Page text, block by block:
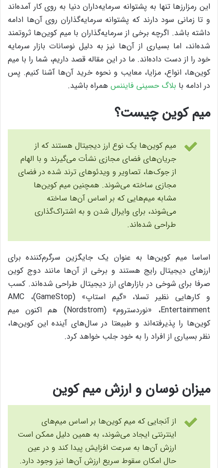
این رمزارزها تنها به پشتوانه سرمایه‌داران دنیا به روی کار آمده‌اند
و تا زمانی سود دارند که پشتوانه سرمایه‌گذاران روی آن‌ها ادامه
داشته باشد. اگرچه برخی از سرمایه‌گذاران با میم کوین‌ها ثروتمند
شده‌اند، اما بسیاری از آن‌ها نیز به دلیل نوسانات بازار سرمایه
خود را از دست داده‌اند. ما در این مقاله قصد داریم، شما را با میم
کوین‌ها، انواع، مزایا، معایب و نحوه خرید آن‌ها آشنا کنیم. پس
در ادامه با بلاگ حسینی فایننس همراه باشید.
میم کوین چیست؟
میم کوین‌ها یک نوع ارز دیجیتال هستند که از
جریان‌های فضای مجازی نشأت می‌گیرند و با الهام
از جوک‌ها، تصاویر و ویدئوهای ترند شده در فضای
مجازی ساخته می‌شوند. همچنین میم کوین‌ها
مشابه میم‌هایی که بر اساس آن‌ها ساخته
می‌شوند، برای وایرال شدن و به اشتراک‌گذاری
طراحی شده‌اند.
اساسا میم کوین‌ها به عنوان یک جایگزین سرگرم‌کننده برای
ارزهای دیجیتال رایج هستند و برخی از آن‌ها مانند دوج کوین
صرفا برای شوخی در بازارهای ارز دیجیتال طراحی شده‌اند. کسب
و کارهایی نظیر تسلا، «گیم استاپ» (GameStop)، AMC
Entertainment، «نوردستروم» (Nordstrom) هم اکنون میم
کوین‌ها را پذیرفته‌اند و طبیعتا در سال‌های آینده این کوین‌ها،
نظر بسیاری از افراد را به خود جلب خواهد کرد.
میزان نوسان و ارزش میم کوین
از آنجایی که میم کوین‌ها بر اساس میم‌های
اینترنتی ایجاد می‌شوند، به همین دلیل ممکن است
ارزش آن‌ها به سرعت افزایش پیدا کند و در عین
حال امکان سقوط سریع ارزش آن‌ها نیز وجود دارد.